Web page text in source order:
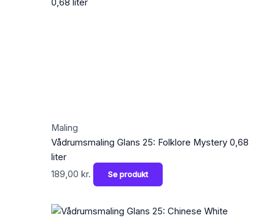
Maling
Vådrumsmaling Glans 25: Folklore Mystery 0,68
liter
189,00 kr. Se produkt